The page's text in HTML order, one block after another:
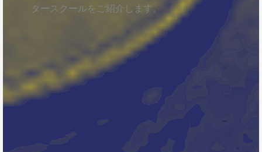
タースクールをご紹介します。